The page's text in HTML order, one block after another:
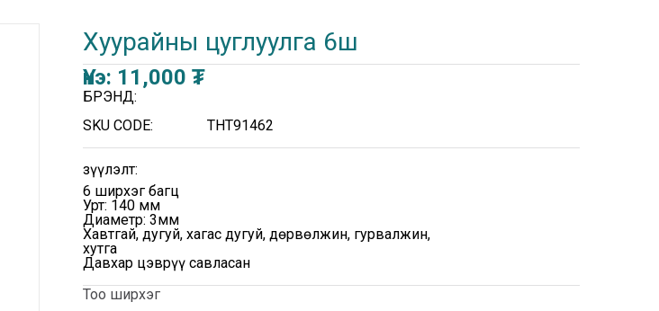
Хуурайны цуглуулга 6ш
Үнэ: 11,000 ₮
БРЭНД:
SKU CODE:
THT91462
Үзүүлэлт:
6 ширхэг багц
Урт: 140 мм
Диаметр: 3мм
Хавтгай, дугуй, хагас дугуй, дөрвөлжин, гурвалжин,
хутга
Давхар цэврүү савласан
Тоо ширхэг